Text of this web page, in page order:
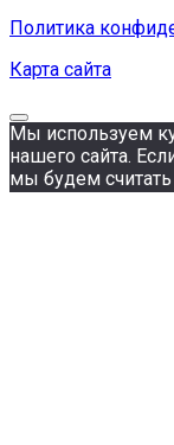
Политика
Карта сайта
Мы используем
нашего сайта.
мы будем считать